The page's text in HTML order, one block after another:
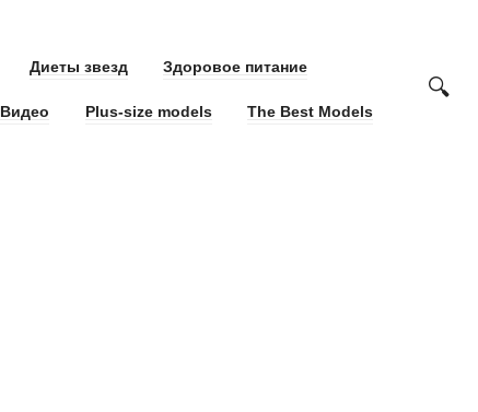
Диеты звезд Здоровое питание
Видео Plus-size models The Best Models